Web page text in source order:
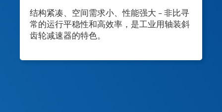
结构紧凑、空间需求小、性能强大 – 非比寻
常的运行平稳性和高效率，是工业用轴装斜
齿轮减速器的特色。